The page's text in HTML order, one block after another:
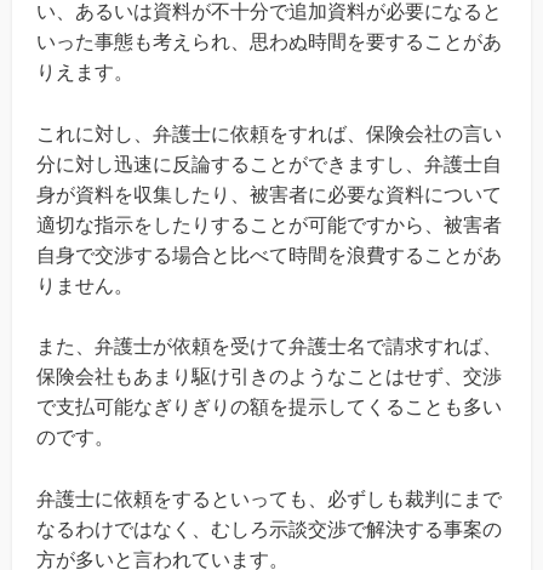
い、あるいは資料が不十分で追加資料が必要になると
いった事態も考えられ、思わぬ時間を要することがあ
りえます。
これに対し、弁護士に依頼をすれば、保険会社の言い
分に対し迅速に反論することができますし、弁護士自
身が資料を収集したり、被害者に必要な資料について
適切な指示をしたりすることが可能ですから、被害者
自身で交渉する場合と比べて時間を浪費することがあ
りません。
また、弁護士が依頼を受けて弁護士名で請求すれば、
保険会社もあまり駆け引きのようなことはせず、交渉
で支払可能なぎりぎりの額を提示してくることも多い
のです。
弁護士に依頼をするといっても、必ずしも裁判にまで
なるわけではなく、むしろ示談交渉で解決する事案の
方が多いと言われています。